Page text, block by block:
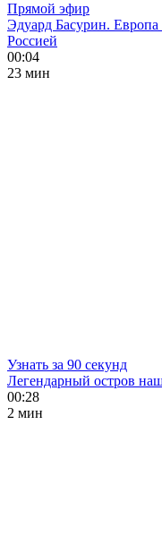
Прямой эфир
Эдуард Басурин. Европа
Россией
00:04
23 мин
Узнать за 90 секунд
Легендарный остров
00:28
2 мин